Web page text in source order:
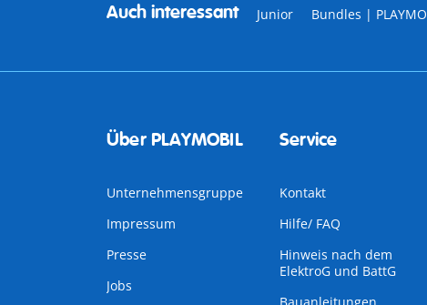
Auch interessant Junior Bundles |
Über PLAYMOBIL
Unternehmensgruppe
Impressum
Presse
Jobs
Service
Kontakt
Hilfe/ FAQ
Hinweis nach dem
ElektroG und BattG